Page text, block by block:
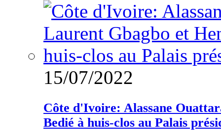
15/07/2022
Côte d'Ivoire: Alassane
Bedié à huis-clos au Palais